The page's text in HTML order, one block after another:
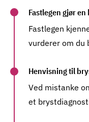
Fastlegen gjør
Fastlegen
vurderer om du
Henvisning til
Ved mistanke
et